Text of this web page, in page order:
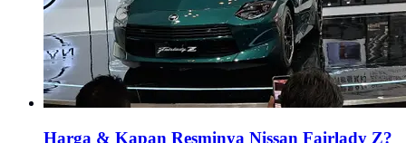
Harga & Kapan Resminya Nissan Fairlady Z?